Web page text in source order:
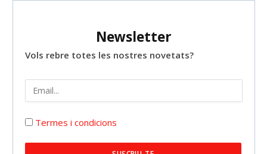
Newsletter
Vols rebre totes les nostres novetats?
Termes i condicions